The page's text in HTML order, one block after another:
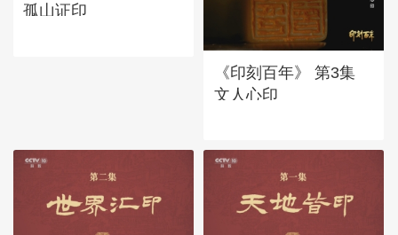
孤山证印
《印刻百年》 第3集
文人心印